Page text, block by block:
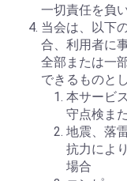
一切責任を負
当会は、以下
合、利用者に
全部または一
できるものと
本サービ
守点検ま
地震、落
抗力によ
場合